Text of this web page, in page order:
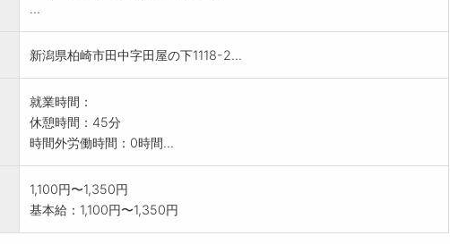
...
新潟県柏崎市田中字田屋の下1118-2...
就業時間：
休憩時間：45分
時間外労働時間：0時間...
1,100円〜1,350円
基本給：1,100円〜1,350円